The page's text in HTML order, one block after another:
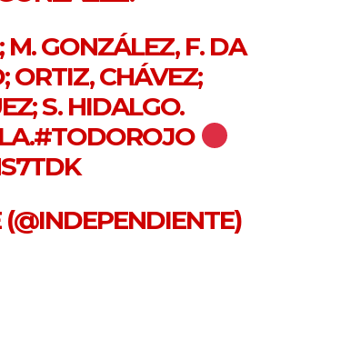
M. GONZÁLEZ, F. DA
ORTIZ, CHÁVEZ;
S. HIDALGO.
#TODOROJO